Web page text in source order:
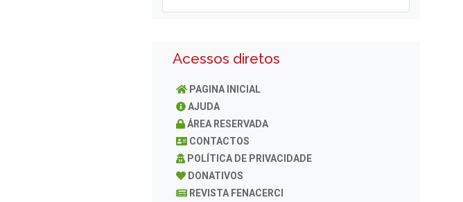
Acessos diretos
PAGINA INICIAL
AJUDA
ÁREA RESERVADA
CONTACTOS
POLÍTICA DE PRIVACIDADE
DONATIVOS
REVISTA FENACERCI